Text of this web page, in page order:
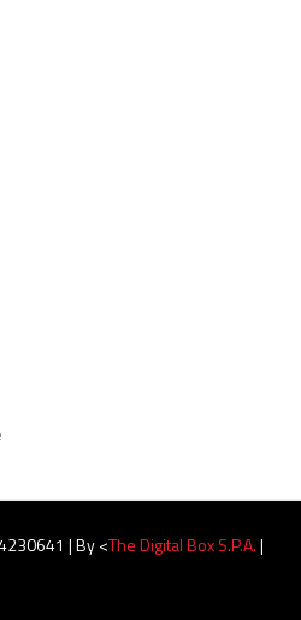
| By <The Digital Box S.p.a.|